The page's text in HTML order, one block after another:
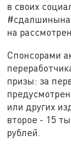
в своих
на
Спонсорами
призы: за
или других
второе - 15
рублей.